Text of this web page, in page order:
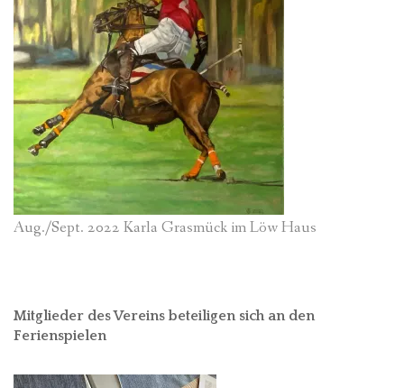
Aug./Sept. 2022 Karla Grasmück im Löw Haus
Mitglieder des Vereins beteiligen sich an den
Ferienspielen